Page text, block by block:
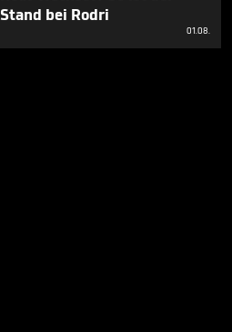
Stand bei Rodri
01.08.